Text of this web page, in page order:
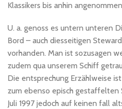
Klassikers bis anhin
U. a. genoss es untern unteren
Bord – auch diesseitigen
vorhanden. Man ist sozusagen
zudem qua unserem Schiff
Die entsprechung Erzählweise
zum ebenso episch gestaffelten
Juli 1997 jedoch auf keinen fall